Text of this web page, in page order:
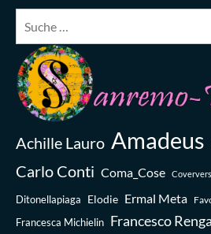
Achille Lauro Amadeus
Carlo Conti Coma_Cose
Ditonellapiaga Elodie Ermal Meta
Francesca Michielin Francesco Renga